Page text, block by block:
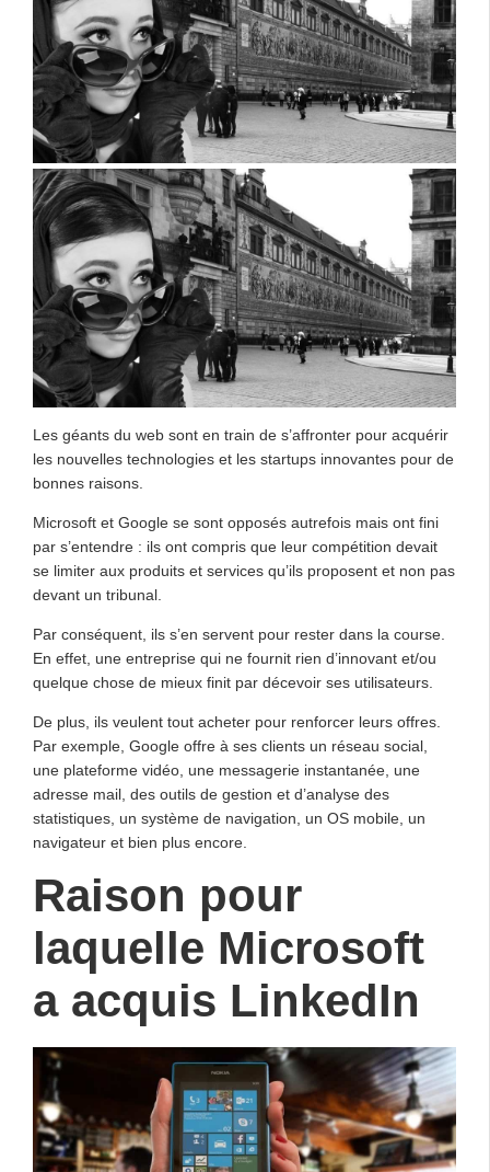
Les géants du web sont en train de s’affronter pour acquérir
les nouvelles technologies et les startups innovantes pour de
bonnes raisons.
Microsoft et Google se sont opposés autrefois mais ont fini
par s’entendre : ils ont compris que leur compétition devait
se limiter aux produits et services qu’ils proposent et non pas
devant un tribunal.
Par conséquent, ils s’en servent pour rester dans la course.
En effet, une entreprise qui ne fournit rien d’innovant et/ou
quelque chose de mieux finit par décevoir ses utilisateurs.
De plus, ils veulent tout acheter pour renforcer leurs offres.
Par exemple, Google offre à ses clients un réseau social,
une plateforme vidéo, une messagerie instantanée, une
adresse mail, des outils de gestion et d’analyse des
statistiques, un système de navigation, un OS mobile, un
navigateur et bien plus encore.
Raison pour
laquelle Microsoft
a acquis LinkedIn